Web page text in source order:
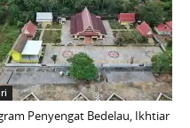
Penyengat Bedelau, Ikhtiar